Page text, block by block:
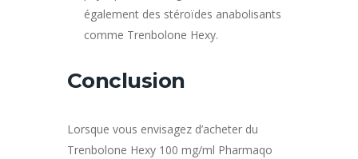
également des stéroïdes anabolisants
comme Trenbolone Hexy.
Conclusion
Lorsque vous envisagez d’acheter du
Trenbolone Hexy 100 mg/ml Pharmaqo